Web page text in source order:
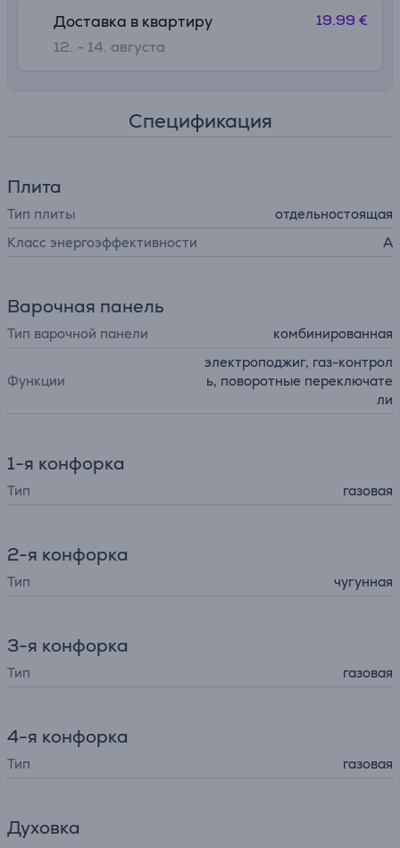
Доставка в квартиру
12. - 14. августа
19.99 €
Спецификация
Плита
Тип плиты
отдельностоящая
Класс энергоэффективности
A
Варочная панель
Тип варочной панели комбинированная
Функции
электроподжиг, газ-контрол
ь, поворотные переключате
ли
1-я конфорка
Тип газовая
2-я конфорка
Тип чугунная
3-я конфорка
Тип газовая
4-я конфорка
Тип газовая
Духовка